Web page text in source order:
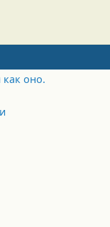
как оно.